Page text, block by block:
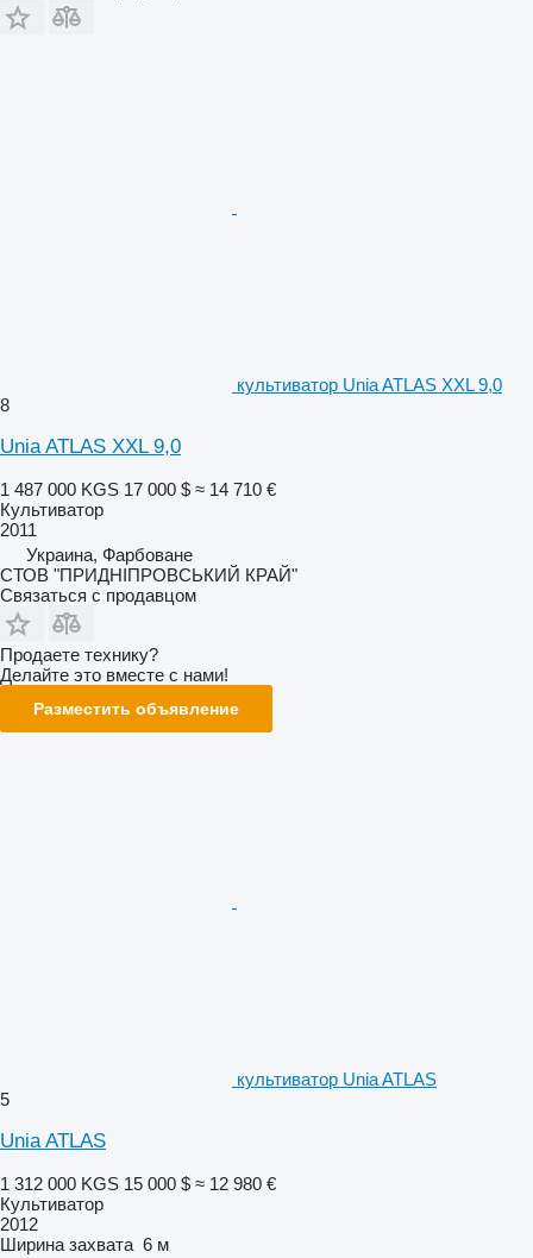
культиватор Unia ATLAS XXL 9,0
8
Unia ATLAS XXL 9,0
1 487 000 KGS 17 000 $ ≈ 14 710 €
Культиватор
2011
Украина, Фарбоване
СТОВ "ПРИДНІПРОВСЬКИЙ КРАЙ"
Связаться с продавцом
Продаете технику?
Делайте это вместе с нами!
Разместить объявление
культиватор Unia ATLAS
5
Unia ATLAS
1 312 000 KGS 15 000 $ ≈ 12 980 €
Культиватор
2012
Ширина захвата 6 м